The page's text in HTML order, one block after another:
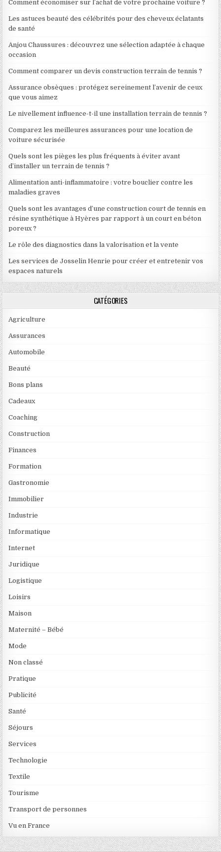
Comment économiser sur l’achat de votre prochaine voiture ?
Les astuces beauté des célébrités pour des cheveux éclatants
de santé
Anjou Chaussures : découvrez une sélection adaptée à chaque
occasion
Comment comparer un devis construction terrain de tennis ?
Assurance obsèques : protégez sereinement l’avenir de ceux
que vous aimez
Le nivellement influence-t-il une installation terrain de tennis ?
Comparez les meilleures assurances pour une location de
voiture sécurisée
Quels sont les pièges les plus fréquents à éviter avant
d’installer un terrain de tennis ?
Alimentation anti-inflammatoire : votre bouclier contre les
maladies graves
Quels sont les avantages d’une construction court de tennis en
résine synthétique à Hyères par rapport à un court en béton
poreux ?
Le rôle des diagnostics dans la valorisation et la vente
Les services de Josselin Henrie pour créer et entretenir vos
espaces naturels
CATÉGORIES
Agriculture
Assurances
Automobile
Beauté
Bons plans
Cadeaux
Coaching
Construction
Finances
Formation
Gastronomie
Immobilier
Industrie
Informatique
Internet
Juridique
Logistique
Loisirs
Maison
Maternité – Bébé
Mode
Non classé
Pratique
Publicité
Santé
Séjours
Services
Technologie
Textile
Tourisme
Transport de personnes
Vu en France